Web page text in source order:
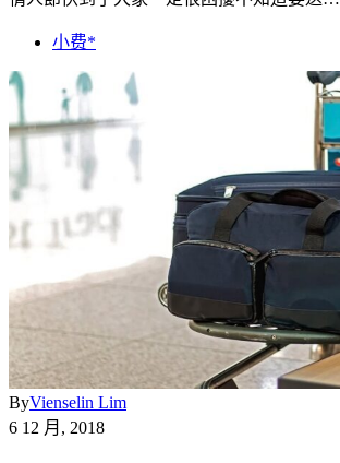
小费*
ByVienselin Lim
6 12 月, 2018